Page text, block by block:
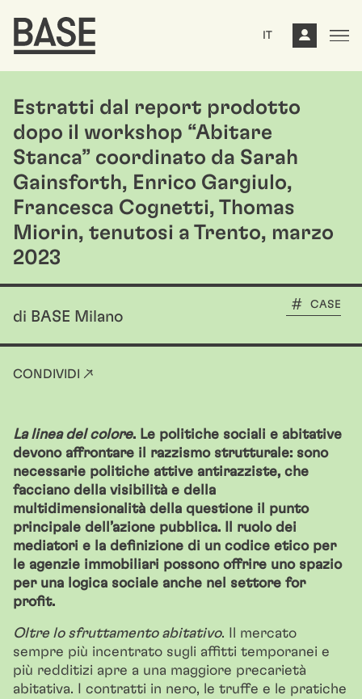
IT
Estratti dal report prodotto
dopo il workshop “Abitare
Stanca” coordinato da Sarah
Gainsforth, Enrico Gargiulo,
Francesca Cognetti, Thomas
Miorin, tenutosi a Trento, marzo
2023
di BASE Milano
CASE
CONDIVIDI ↗
La linea del colore. Le politiche sociali e abitative
devono affrontare il razzismo strutturale: sono
necessarie politiche attive antirazziste, che
facciano della visibilità e della
multidimensionalità della questione il punto
principale dell’azione pubblica. Il ruolo dei
mediatori e la definizione di un codice etico per
le agenzie immobiliari possono offrire uno spazio
per una logica sociale anche nel settore for
profit.
Oltre lo sfruttamento abitativo. Il mercato
sempre più incentrato sugli affitti temporanei e
più redditizi apre a una maggiore precarietà
abitativa. I contratti in nero, le truffe e le pratiche